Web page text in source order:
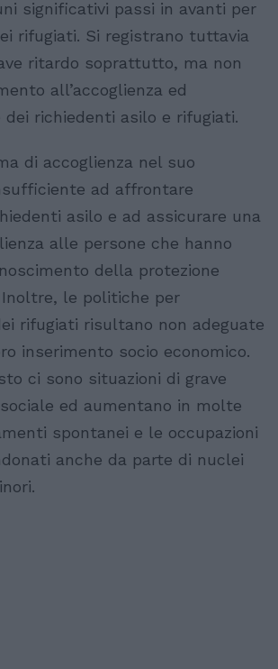
significativi passi in avanti per
rifugiati. Si registrano tuttavia
ritardo soprattutto, ma non
all’accoglienza ed
dei richiedenti asilo e rifugiati.
di accoglienza nel suo
ad affrontare
asilo e ad assicurare una
alle persone che hanno
della protezione
le politiche per
rifugiati risultano non adeguate
inserimento socio economico.
ci sono situazioni di grave
ed aumentano in molte
spontanei e le occupazioni
anche da parte di nuclei